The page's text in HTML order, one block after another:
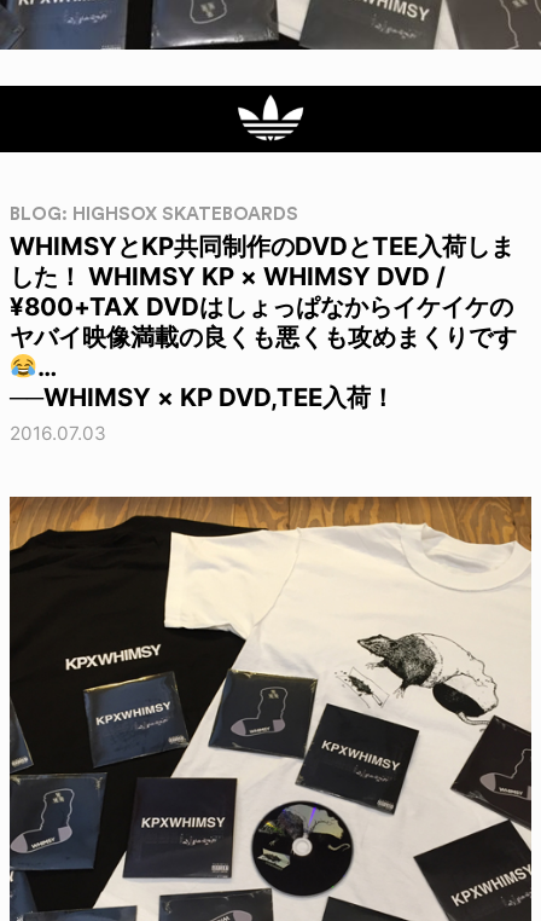
BLOG: HIGHSOX SKATEBOARDS
WHIMSYとKP共同制作のDVDとTEE入荷しま
した！ WHIMSY KP × WHIMSY DVD /
¥800+TAX DVDはしょっぱなからイケイケの
ヤバイ映像満載の良くも悪くも攻めまくりです
…
──WHIMSY × KP DVD,TEE入荷！
2016.07.03